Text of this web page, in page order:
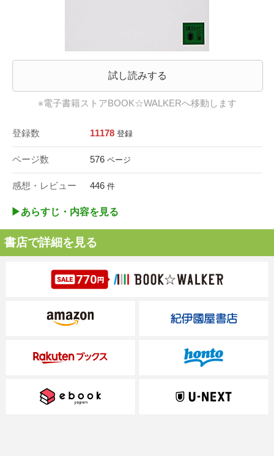
試し読みする
※電子書籍ストアBOOK☆WALKERへ移動します
登録数 11178 登録
ページ数 576 ページ
感想・レビュー 446 件
▶︎あらすじ・内容を見る
書店で詳細を見る